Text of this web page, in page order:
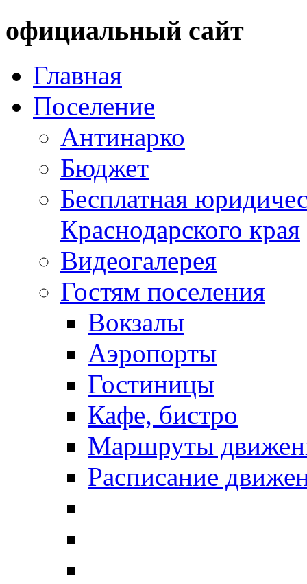
официальный сайт
Главная
Поселение
Антинарко
Бюджет
Бесплатная
Краснодарского края
Видеогалерея
Гостям поселения
Вокзалы
Аэропорты
Гостиницы
Кафе, бистро
Маршруты
Расписание